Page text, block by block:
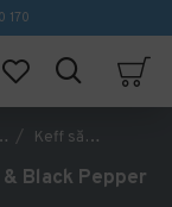
170
Keff săpun lichid pentru mâini Peach & Black Pepper 500 ml
Black Pepper